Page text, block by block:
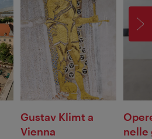
Gustav Klimt a
Vienna
nelle